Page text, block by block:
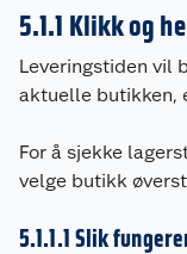
5.1.1 Klikk og
Leveringstiden vil
aktuelle butikken,
For å sjekke
velge butikk
5.1.1.1 Slik